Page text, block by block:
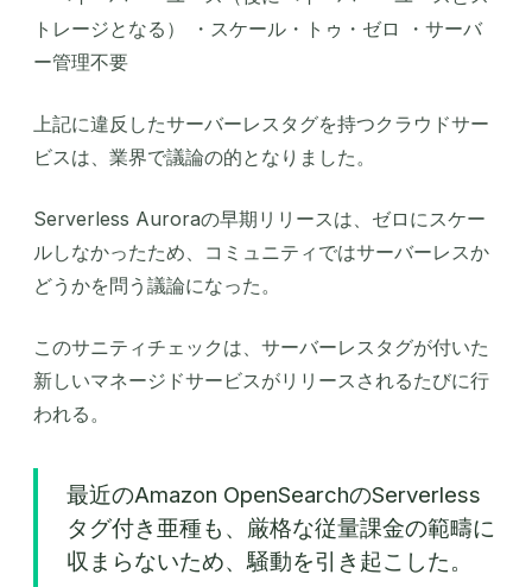
トレージとなる） ・スケール・トゥ・ゼロ ・サーバ
ー管理不要
上記に違反したサーバーレスタグを持つクラウドサー
ビスは、業界で議論の的となりました。
Serverless Auroraの早期リリースは、ゼロにスケー
ルしなかったため、コミュニティではサーバーレスか
どうかを問う議論になった。
このサニティチェックは、サーバーレスタグが付いた
新しいマネージドサービスがリリースされるたびに行
われる。
最近のAmazon OpenSearchのServerless
タグ付き亜種も、厳格な従量課金の範疇に
収まらないため、騒動を引き起こした。